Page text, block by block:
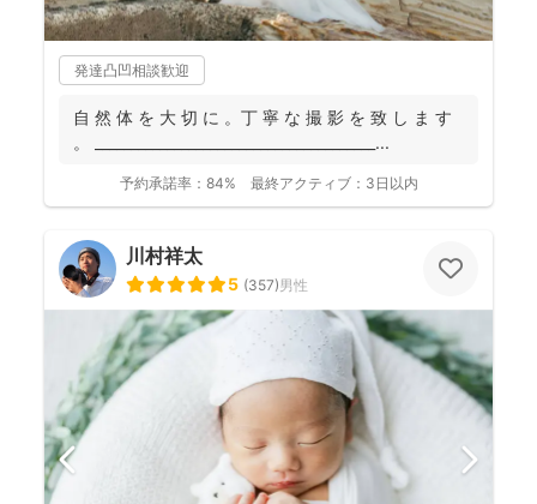
発達凸凹相談歓迎
自 然 体 を 大 切 に 。丁 寧 な 撮 影 を 致 し ま す
。 _______________________________________...
予約承諾率： 84% 最終アクティブ： 3日以内
川村祥太
5 (357)男性